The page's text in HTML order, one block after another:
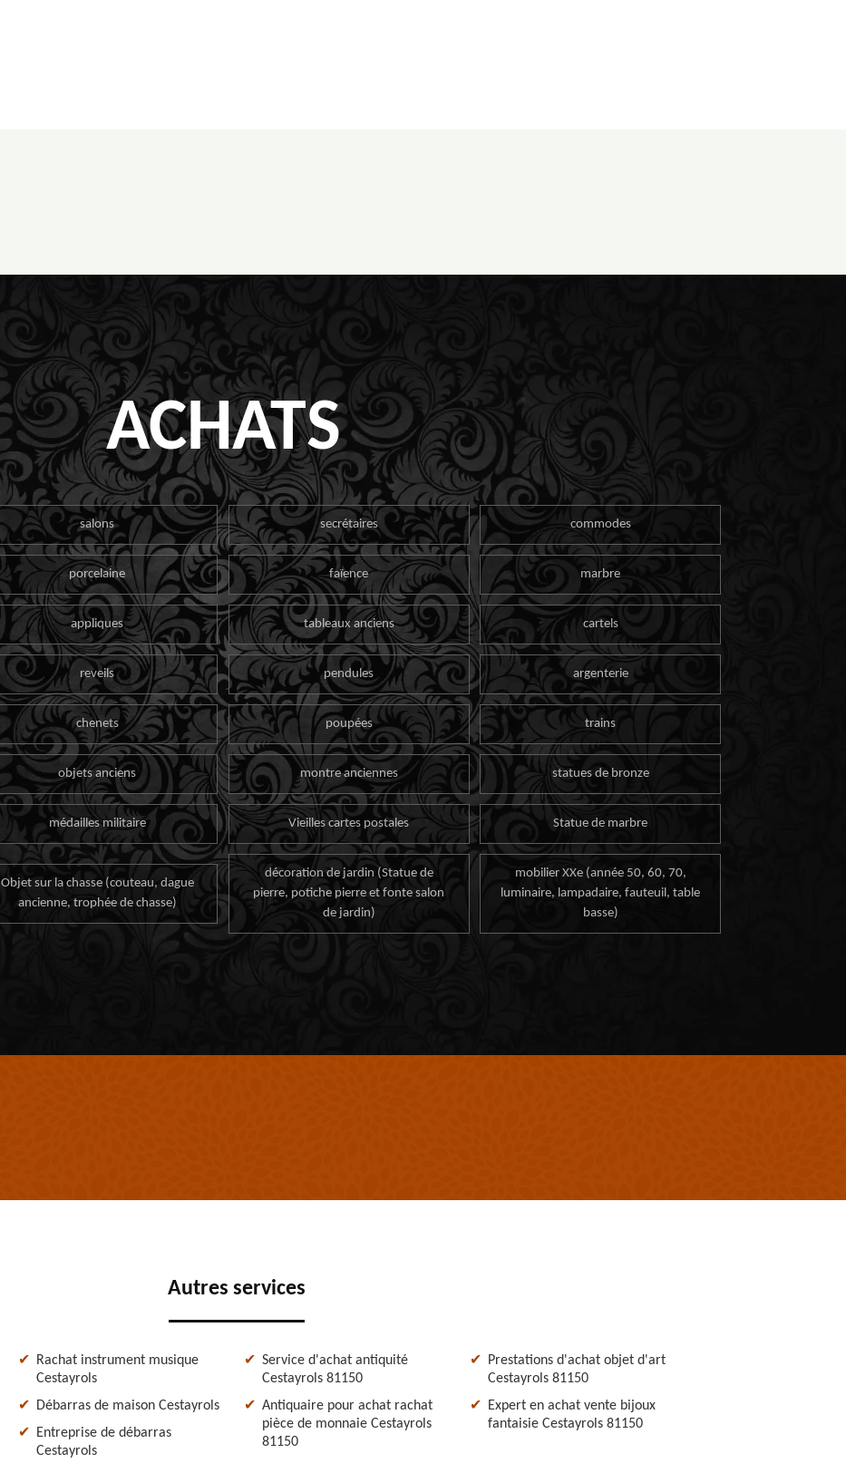
ACHATS
salons secrétaires commodes
porcelaine faïence marbre
appliques tableaux anciens cartels
reveils pendules argenterie
chenets poupées trains
objets anciens montre anciennes statues de bronze
médailles militaire Vieilles cartes postales Statue de marbre
Objet sur la chasse (couteau, dague
ancienne, trophée de chasse)
décoration de jardin (Statue de
pierre, potiche pierre et fonte salon
de jardin)
mobilier XXe (année 50, 60, 70,
luminaire, lampadaire, fauteuil, table
basse)
Autres services
Rachat instrument musique
Cestayrols
Débarras de maison Cestayrols
Entreprise de débarras
Cestayrols
Service d'achat antiquité
Cestayrols 81150
Antiquaire pour achat rachat
pièce de monnaie Cestayrols
81150
Prestations d'achat objet d'art
Cestayrols 81150
Expert en achat vente bijoux
fantaisie Cestayrols 81150